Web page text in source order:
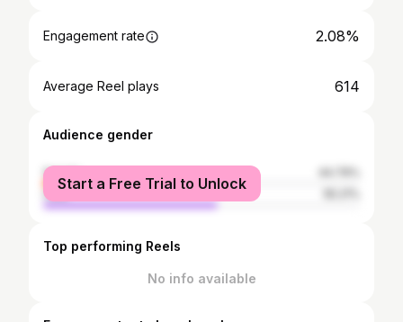
Engagement rate 2.08%
Average Reel plays 614
Audience gender
female
male
Start a Free Trial to Unlock
Top performing Reels
No info available